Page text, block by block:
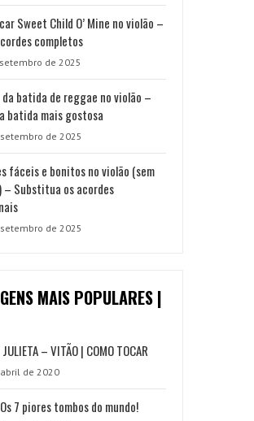
Sweet Child O’ Mine no violão –
completos
de 2025
batida de reggae no violão –
batida mais gostosa
de 2025
fáceis e bonitos no violão (sem
– Substitua os acordes
de 2025
MAIS POPULARES |
JULIETA – VITÃO | COMO TOCAR
de 2020
7 piores tombos do mundo!